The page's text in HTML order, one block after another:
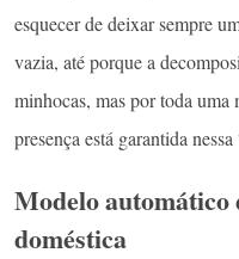
esquecer de deixar sempre
vazia, até porque a
minhocas, mas por toda uma
presença está garantida nessa
Modelo automático
doméstica